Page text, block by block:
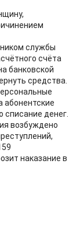
службы
счёта
банковской
средства.
абонентские
списание денег.
возбуждено
наказание в